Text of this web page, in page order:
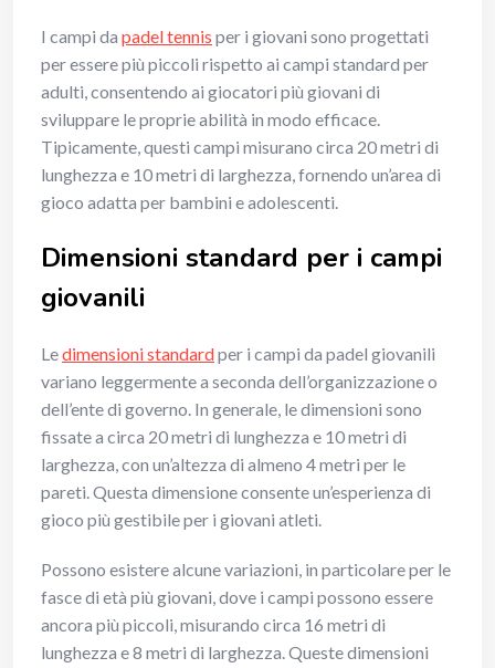
I campi da padel tennis per i giovani sono progettati
per essere più piccoli rispetto ai campi standard per
adulti, consentendo ai giocatori più giovani di
sviluppare le proprie abilità in modo efficace.
Tipicamente, questi campi misurano circa 20 metri di
lunghezza e 10 metri di larghezza, fornendo un’area di
gioco adatta per bambini e adolescenti.
Dimensioni standard per i campi
giovanili
Ledimensioni standardper i campi da padel giovanili
variano leggermente a seconda dell’organizzazione o
dell’ente di governo. In generale, le dimensioni sono
fissate a circa 20 metri di lunghezza e 10 metri di
larghezza, con un’altezza di almeno 4 metri per le
pareti. Questa dimensione consente un’esperienza di
gioco più gestibile per i giovani atleti.
Possono esistere alcune variazioni, in particolare per le
fasce di età più giovani, dove i campi possono essere
ancora più piccoli, misurando circa 16 metri di
lunghezza e 8 metri di larghezza. Queste dimensioni